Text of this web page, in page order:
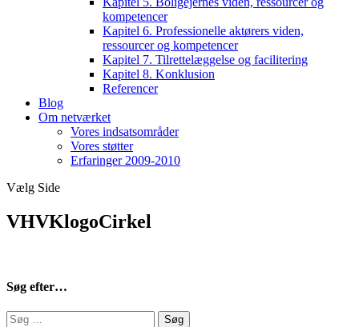
kompetencer
Kapitel 6. Professionelle aktørers viden,
ressourcer og kompetencer
Kapitel 7. Tilrettelæggelse og facilitering
Kapitel 8. Konklusion
Referencer
Blog
Om netværket
Vores indsatsområder
Vores støtter
Erfaringer 2009-2010
Vælg Side
VHVKlogoCirkel
Søg efter…
Søg